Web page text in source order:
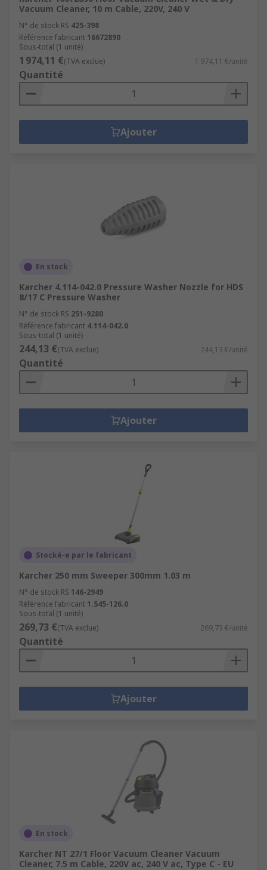
Vacuum Cleaner, 10 m Cable, 220V, 240 V
N° de stock RS 425-398
Référence fabricant 16672890
Sous-total (1 unité)
1 974,11 €(TVA exclue) 1 974,11 €/unité
Quantité
Ajouter
En stock
Karcher 4.114-042.0 Pressure Washer Nozzle for HDS
8/17 C Pressure Washer
N° de stock RS 251-9280
Référence fabricant 4.114-042.0
Sous-total (1 unité)
244,13 €(TVA exclue) 244,13 €/unité
Quantité
Ajouter
Stocké-e par le fabricant
Karcher 250 mm Sweeper 300mm 1.03 m
N° de stock RS 146-2949
Référence fabricant 1.545-126.0
Sous-total (1 unité)
269,73 €(TVA exclue) 269,73 €/unité
Quantité
Ajouter
En stock
Karcher NT 27/1 Floor Vacuum Cleaner Vacuum
Cleaner, 7.5 m Cable, 220V ac, 240 V ac, Type C - EU